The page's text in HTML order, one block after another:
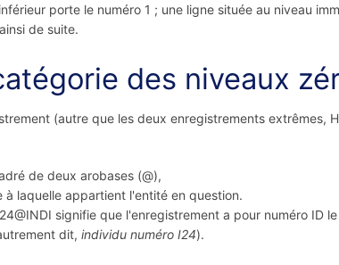
porte le numéro 1 ; une ligne située au niveau
de suite.
des niveaux
(autre que les deux enregistrements extrêmes,
de deux arobases (@),
à laquelle appartient l'entité en question.
signifie que l'enregistrement a pour numéro ID
dit,individu numéro I24).